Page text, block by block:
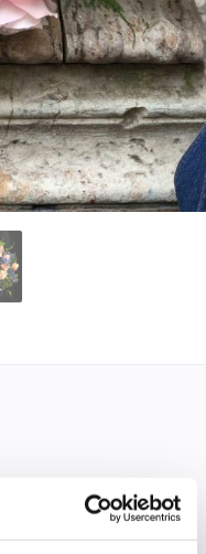
nyanser ger ett